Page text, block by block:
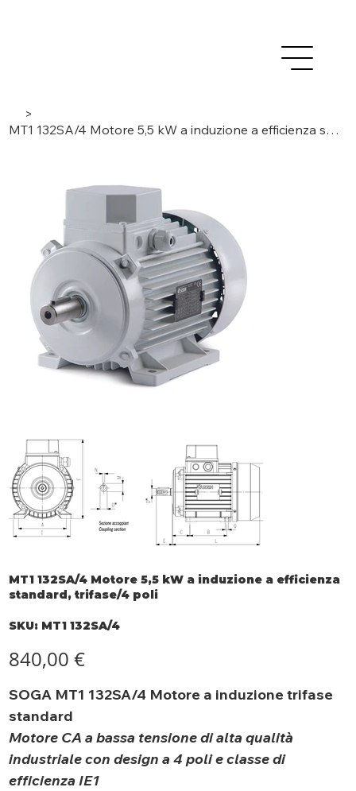
>
MT1 132SA/4 Motore 5,5 kW a induzione a efficienza standard, trifase/4 poli
MT1 132SA/4 Motore 5,5 kW a induzione a efficienza
standard, trifase/4 poli
SKU: SKU
MT1
MT1 132SA/4
840,00 €
SOGA MT1 132SA/4 Motore a induzione trifase
standard
Motore CA a bassa tensione di alta qualità
industriale con design a 4 poli e classe di
efficienza IE1